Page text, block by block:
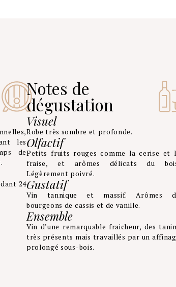
les
de
24
Notes de
dégustation
Visuel
Robe très sombre et profonde.
Olfactif
Petits fruits rouges comme la cerise et
fraise, et arômes délicats du
Légèrement poivré.
Gustatif
Vin tannique et massif. Arômes
bourgeons de cassis et de vanille.
Ensemble
Vin d’une remarquable fraicheur, des
très présents mais travaillés par un
prolongé sous-bois.